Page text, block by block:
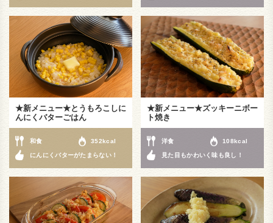
★新メニュー★とうもろこしに
んにくバターごはん
和食 352kcal
にんにくバターがたまらない！
★新メニュー★ズッキーニボー
ト焼き
洋食 108kcal
見た目もかわいく味も良し！